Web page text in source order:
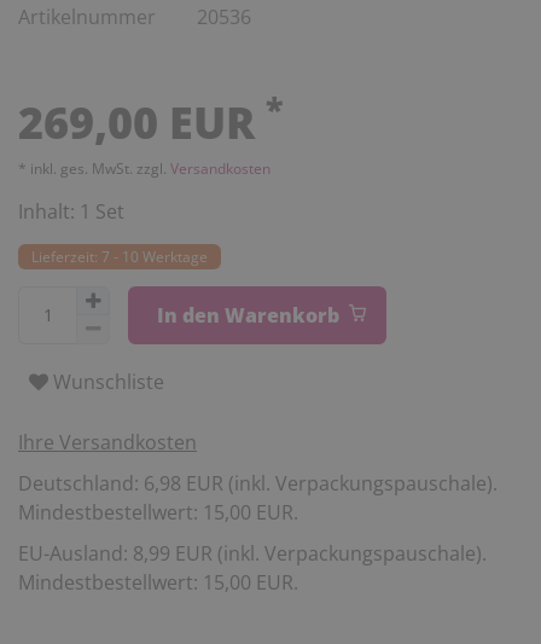
Artikelnummer 20536
269,00 EUR *
* inkl. ges. MwSt. zzgl. Versandkosten
Inhalt: 1 Set
Lieferzeit: 7 - 10 Werktage
In den Warenkorb
Wunschliste
Ihre Versandkosten
Deutschland: 6,98 EUR (inkl. Verpackungspauschale).
Mindestbestellwert: 15,00 EUR.
EU-Ausland: 8,99 EUR (inkl. Verpackungspauschale).
Mindestbestellwert: 15,00 EUR.